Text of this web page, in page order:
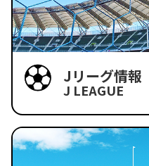
Jリーグ情報
J LEAGUE